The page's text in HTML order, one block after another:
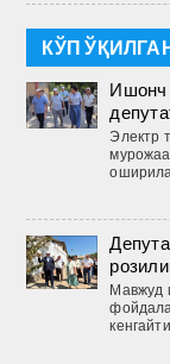
КЎП
Ишонч
Электр
Мавжуд